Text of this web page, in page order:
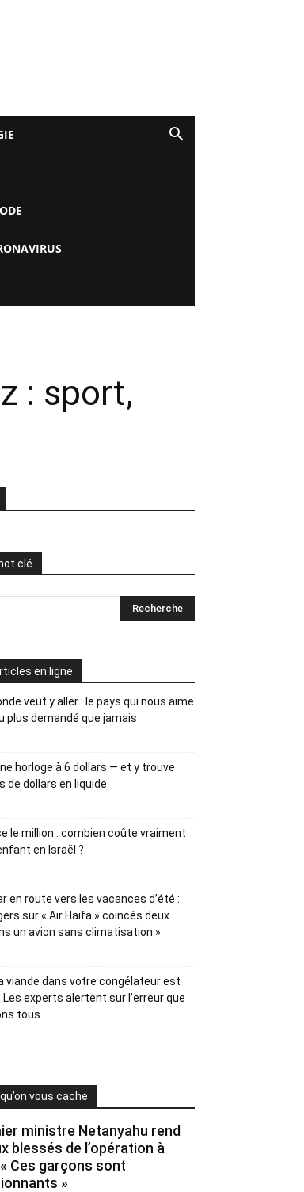
: sport,
clé
en ligne
veut y aller : le pays qui nous aime
plus demandé que jamais
horloge à 6 dollars — et y trouve
de dollars en liquide
le million : combien coûte vraiment
en Israël ?
en route vers les vacances d’été :
sur « Air Haifa » coincés deux
un avion sans climatisation »
viande dans votre congélateur est
Les experts alertent sur l’erreur que
tous
vous cache
ministre Netanyahu rend
blessés de l’opération à
Ces garçons sont
»